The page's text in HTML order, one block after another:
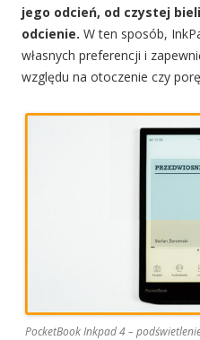
jego odcień, od czystej
odcienie. W ten sposób,
własnych preferencji i
względu na otoczenie czy
PocketBook Inkpad 4 –